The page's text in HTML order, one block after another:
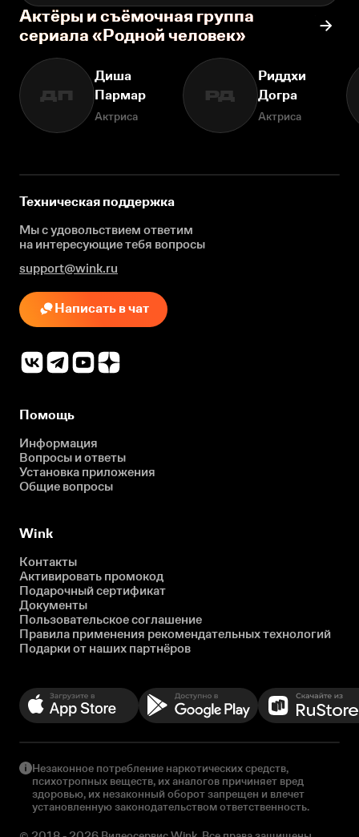
Актёры и съёмочная группа
сериала «Родной человек»
ДП
Диша
Пармар
Актриса
РД
Риддхи
Догра
Актриса
Техническая поддержка
Мы с удовольствием ответим
на интересующиетебя вопросы
support@wink.ru
Написать в чат
Помощь
Информация
Вопросы и ответы
Установка приложения
Общие вопросы
Wink
Контакты
Активировать промокод
Подарочный сертификат
Документы
Пользовательское соглашение
Правила применения рекомендательных технологий
Подарки от наших партнёров
Незаконное потребление наркотических средств,
психотропных веществ, их аналогов причиняет вред
здоровью, их незаконный оборот запрещен и влечет
установленную законодательством ответственность.